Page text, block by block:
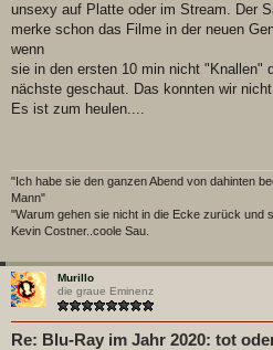
unsexy auf Platte oder im Stream. Der
merke schon das Filme in der neuen
wenn
sie in den ersten 10 min nicht "Knallen"
nächste geschaut. Das konnten wir
Es ist zum heulen....
"Ich habe sie den ganzen Abend von dahinten
Mann"
"Warum gehen sie nicht in die Ecke zurück und
Kevin Costner..coole Sau.
Murillo
die graue Eminenz
Re: Blu-Ray im Jahr 2020: tot